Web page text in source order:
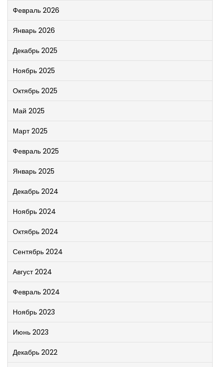
Февраль 2026
Январь 2026
Декабрь 2025
Ноябрь 2025
Октябрь 2025
Май 2025
Март 2025
Февраль 2025
Январь 2025
Декабрь 2024
Ноябрь 2024
Октябрь 2024
Сентябрь 2024
Август 2024
Февраль 2024
Ноябрь 2023
Июнь 2023
Декабрь 2022